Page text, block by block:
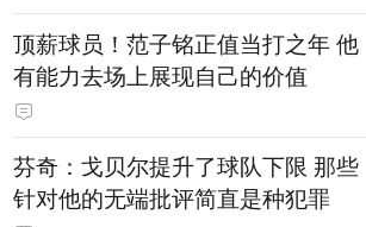
顶薪球员！范子铭正值当打之年 他
有能力去场上展现自己的价值
芬奇：戈贝尔提升了球队下限 那些
针对他的无端批评简直是种犯罪